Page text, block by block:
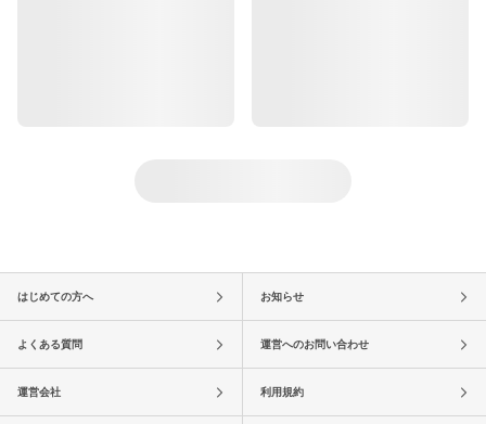
はじめての方へ お知らせ
よくある質問 運営へのお問い合わせ
運営会社 利用規約